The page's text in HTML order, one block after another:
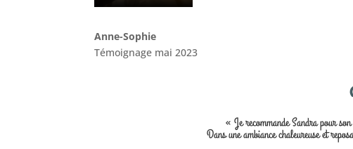
Anne-Sophie
Témoignage mai 2023
« Je recommande Sandra pour
Dans une ambiance chaleureuse et